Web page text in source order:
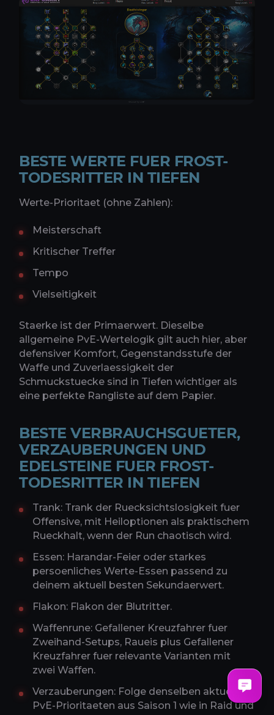
BESTE WERTE FUER FROST-
TODESRITTER IN TIEFEN
Werte-Prioritaet (ohne Zahlen):
Meisterschaft
Kritischer Treffer
Tempo
Vielseitigkeit
Staerke ist der Primaerwert. Dieselbe
allgemeine PvE-Wertelogik gilt auch hier, aber
defensiver Komfort, Gegenstandsstufe der
Waffe und Zuverlaessigkeit der
Schmuckstuecke sind in Tiefen wichtiger als
eine perfekte Rangliste auf dem Papier.
BESTE VERBRAUCHSGUETER,
VERZAUBERUNGEN UND
EDELSTEINE FUER FROST-
TODESRITTER IN TIEFEN
Trank: Trank der Ruecksichtslosigkeit fuer
Offensive, mit Heiloptionen als praktischem
Rueckhalt, wenn der Run chaotisch wird.
Essen: Harandar-Feier oder starkes
persoenliches Werte-Essen passend zu
deinem aktuell besten Sekundaerwert.
Flakon: Flakon der Blutritter.
Waffenrune: Gefallener Kreuzfahrer fuer
Zweihand-Setups, Raueis plus Gefallener
Kreuzfahrer fuer relevante Varianten mit
zwei Waffen.
Verzauberungen: Folge denselben aktuellen
PvE-Prioritaeten aus Saison 1 wie in Raid und